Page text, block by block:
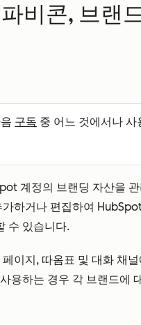
비콘, 브랜
구독 중 어느 것에서나
계정의 브랜딩 자산을
하거나 편집하여
수 있습니다.
이지, 따옴표 및 대화 채
사용하는 경우 각 브랜드에